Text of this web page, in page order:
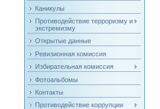
Каникулы
Противодействие терроризму и
экстремизму
Открытые данные
Ревизионная комиссия
Избирательная комиссия
Фотоальбомы
Контакты
Противодействие коррупции